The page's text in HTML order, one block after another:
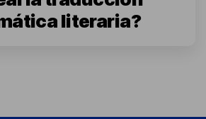
literaria?